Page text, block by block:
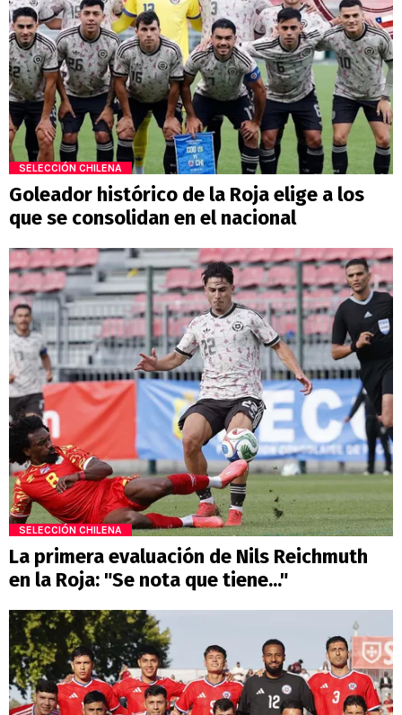
SELECCIÓN CHILENA
Goleador histórico de la Roja elige a los
que se consolidan en el nacional
SELECCIÓN CHILENA
La primera evaluación de Nils Reichmuth
en la Roja: "Se nota que tiene..."